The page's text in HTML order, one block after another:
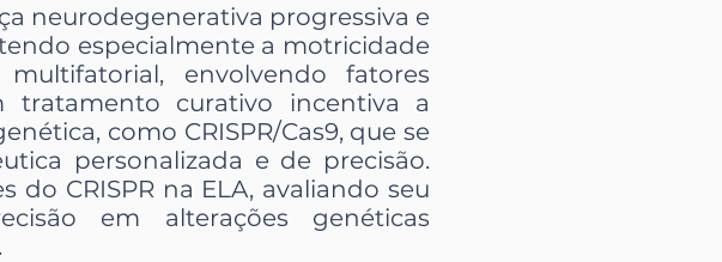
neurodegenerativa progressiva e
especialmente a motricidade
envolvendo fatores
tratamento curativo incentiva a
como CRISPR/Cas9, que se
personalizada e de precisão.
do CRISPR na ELA, avaliando seu
em alterações genéticas